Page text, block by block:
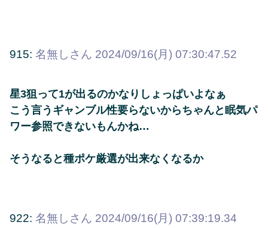
915: 名無しさん 2024/09/16(月) 07:30:47.52
星3狙って1が出るのかなりしょっぱいよなぁ
こう言うギャンブル性要らないからちゃんと眠気パ
ワー参照できないもんかね…
そうなると種ポケ厳選が出来なくなるか
922: 名無しさん 2024/09/16(月) 07:39:19.34